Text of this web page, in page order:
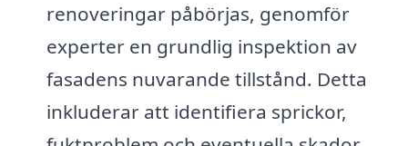
renoveringar påbörjas, genomför
experter en grundlig inspektion av
fasadens nuvarande tillstånd. Detta
inkluderar att identifiera sprickor,